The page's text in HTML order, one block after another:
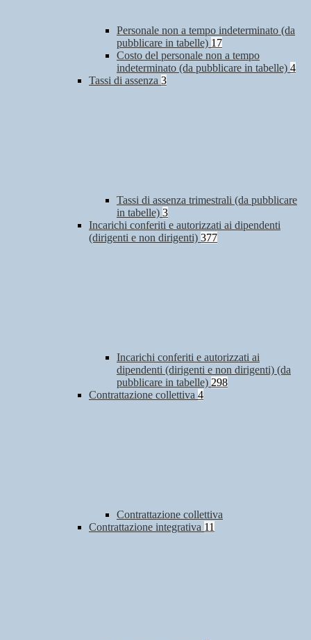
Personale non a tempo indeterminato (da
pubblicare in tabelle) 17
Costo del personale non a tempo
indeterminato (da pubblicare in tabelle) 4
Tassi di assenza 3
Tassi di assenza trimestrali (da pubblicare
in tabelle) 3
Incarichi conferiti e autorizzati ai dipendenti
(dirigenti e non dirigenti) 377
Incarichi conferiti e autorizzati ai
dipendenti (dirigenti e non dirigenti) (da
pubblicare in tabelle) 298
Contrattazione collettiva 4
Contrattazione collettiva
Contrattazione integrativa 11